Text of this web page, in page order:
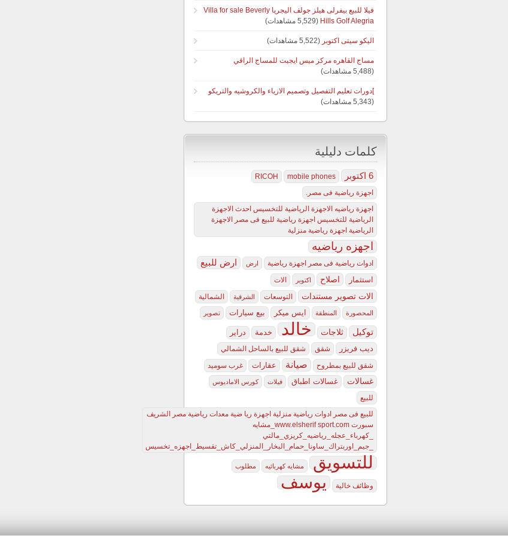
فيلا للبيع بيفرلى هيلز جولف اليجريا Villa for sale Beverly
Hills Golf Alegria (5,529 مشاهدات)
اليكو سيتى اكتوبر (5,522 مشاهدات)
مساج القاهره مركز ميس ايجبت للمساج الراقي
(5,488 مشاهدات)
]دورات تعليم التفصيل وتصميم الازياء والكروشيه والتريكو
(5,343 مشاهدات)
كلمات دليلية
6 اكتوبر mobile phones
RICOH
اجهزة رياضية فى مصر.
اجهزة رياضيه الاجهزة الرياضية للتخسيس احدث الاجهزة
الرياضية للتخسيس اجهزة رياضية للبيع فى مصر الاجهزة
الرياضية اجهزة رياضية منزلية
اجهزه رياضيه
ادوات رياضية فى مصر اجهزة رياضية ارض ارض للبيع
استثمار اصلاح اكتوبر الات
الات تصوير مستندات التوسعات الشرقية الشمالية
المحصورة المنطقة ايس ميكر بيع سيارات تصوير
توكيل ثلاجات خالد خدمة
دراير
ديب فريزر
شقق شقق للبيع بالساحل الشمالي
شقق للبيع بمطروح صيانة عقارات غرب سوميد
غسالات غسالات اطباق فيلات كورس الاماديوس
للبيع
للبيع فى مصر ادوات رياضية منزلية اجهزة ريا ضية معدات رياضية مصر الشريف
سبورت www.elsherif sport.com_مشايه
_كهرباء_عجله_رياضيه_كريزي_مالتي
_جيم_اوربتراك_ساونا_حمام_البخار_المنزلي_كاش_تقسيط_اجهزه_تخسيس
للتسويق مشايه كهربائيه مطلوب
وظائف خالية يوسف